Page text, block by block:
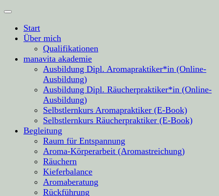
Start
Über mich
Qualifikationen
manavita akademie
Ausbildung Dipl. Aromapraktiker*in (Online-
Ausbildung)
Ausbildung Dipl. Räucherpraktiker*in (Online-
Ausbildung)
Selbstlernkurs Aromapraktiker (E-Book)
Selbstlernkurs Räucherpraktiker (E-Book)
Begleitung
Raum für Entspannung
Aroma-Körperarbeit (Aromastreichung)
Räuchern
Kieferbalance
Aromaberatung
Rückführung